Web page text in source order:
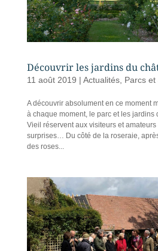
Découvrir les jardins du
11 août 2019 | Actualités, Parcs
A découvrir absolument en ce moment
à chaque moment, le parc et les jardins
Vieil réservent aux visiteurs et
surprises… Du côté de la roseraie,
des roses...